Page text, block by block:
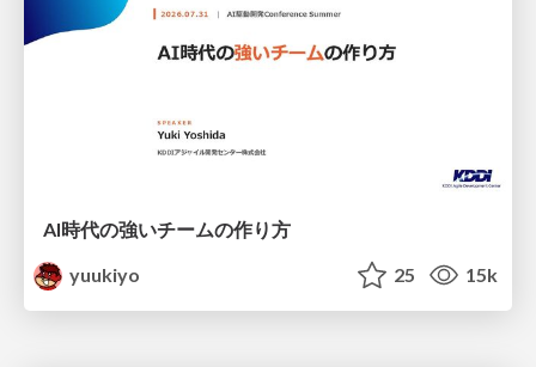
AI時代の強いチームの作り方
yuukiyo
25 15k